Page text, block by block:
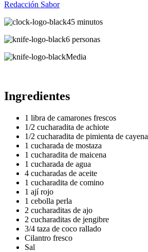
Redacción Sabor
45 minutos
6 personas
Media
Ingredientes
1 libra de camarones frescos
1/2 cucharadita de achiote
1/2 cucharadita de pimienta de cayena
1 cucharada de mostaza
1 cucharadita de maicena
1 cucharada de agua
4 cucharadas de aceite
1 cucharadita de comino
1 ají rojo
1 cebolla perla
2 cucharaditas de ajo
2 cucharaditas de jengibre
3/4 taza de coco rallado
Cilantro fresco
Sal